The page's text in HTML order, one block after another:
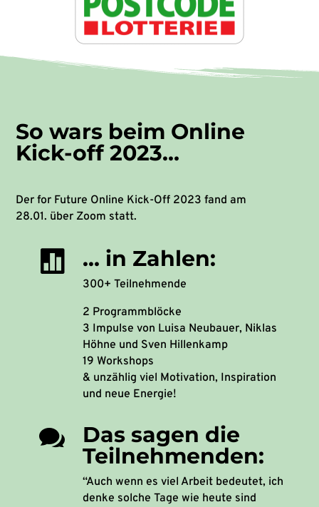
So wars beim Online
Kick-off 2023…
Der for Future Online Kick-Off 2023 fand am
28.01. über Zoom statt.
 … in Zahlen:
300+ Teilnehmende
2 Programmblöcke
3 Impulse von Luisa Neubauer, Niklas
Höhne und Sven Hillenkamp
19 Workshops
& unzählig viel Motivation, Inspiration
und neue Energie!

Das sagen die
Teilnehmenden:
“Auch wenn es viel Arbeit bedeutet, ich
denke solche Tage wie heute sind